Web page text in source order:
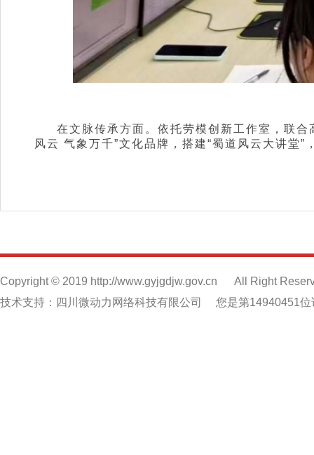
在文脉传承方面。依托劳模创新工作室，联
风云 气象万千”文化品牌，搭建“蜀道风云大讲堂
Copyright © 2019 http://www.gyjgdjw.gov.cn
All Right
技术支持：四川微动力网络科技有限公司
您是第14940451位